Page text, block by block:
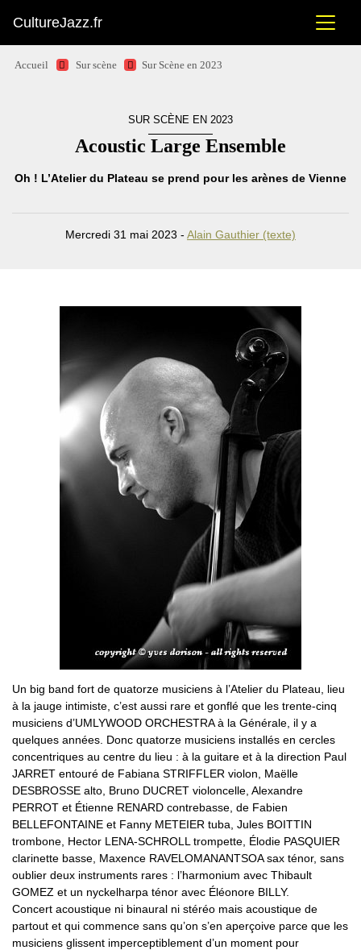
CultureJazz.fr
Accueil Sur scène Sur Scène en 2023
SUR SCÈNE EN 2023
Acoustic Large Ensemble
Oh ! L’Atelier du Plateau se prend pour les arènes de Vienne
Mercredi 31 mai 2023 - Alain Gauthier (texte)
Un big band fort de quatorze musiciens à l’Atelier du Plateau, lieu
à la jauge intimiste, c’est aussi rare et gonflé que les trente-cinq
musiciens d’UMLYWOOD ORCHESTRA à la Générale, il y a
quelques années. Donc quatorze musiciens installés en cercles
concentriques au centre du lieu : à la guitare et à la direction Paul
JARRET entouré de Fabiana STRIFFLER violon, Maëlle
DESBROSSE alto, Bruno DUCRET violoncelle, Alexandre
PERROT et Étienne RENARD contrebasse, de Fabien
BELLEFONTAINE et Fanny METEIER tuba, Jules BOITTIN
trombone, Hector LENA-SCHROLL trompette, Élodie PASQUIER
clarinette basse, Maxence RAVELOMANANTSOA sax ténor, sans
oublier deux instruments rares : l’harmonium avec Thibault
GOMEZ et un nyckelharpa ténor avec Éléonore BILLY.
Concert acoustique ni binaural ni stéréo mais acoustique de
partout et qui commence sans qu’on s’en aperçoive parce que les
musiciens glissent imperceptiblement d’un moment pour